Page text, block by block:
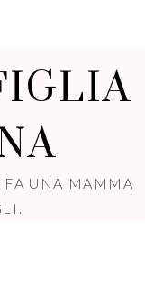
FA UNA MAMMA